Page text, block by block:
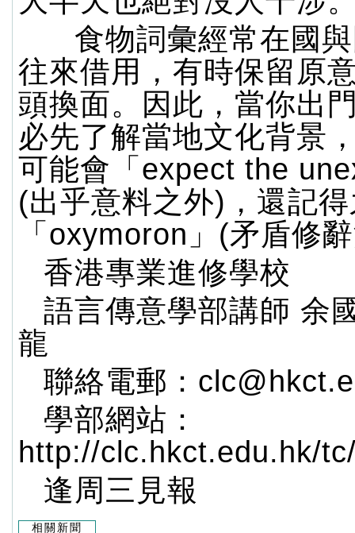
食物詞彙經常在國
往來借用，有時保留原
頭換面。因此，當你出
必先了解當地文化背景
可能會「expect the
(出乎意料之外)，還記
「oxymoron」(矛盾修
香港專業進修學校
語言傳意學部講師 余
龍
聯絡電郵：
學部網站：
http://clc.hkct.edu.hk/
逢周三見報
相關新聞